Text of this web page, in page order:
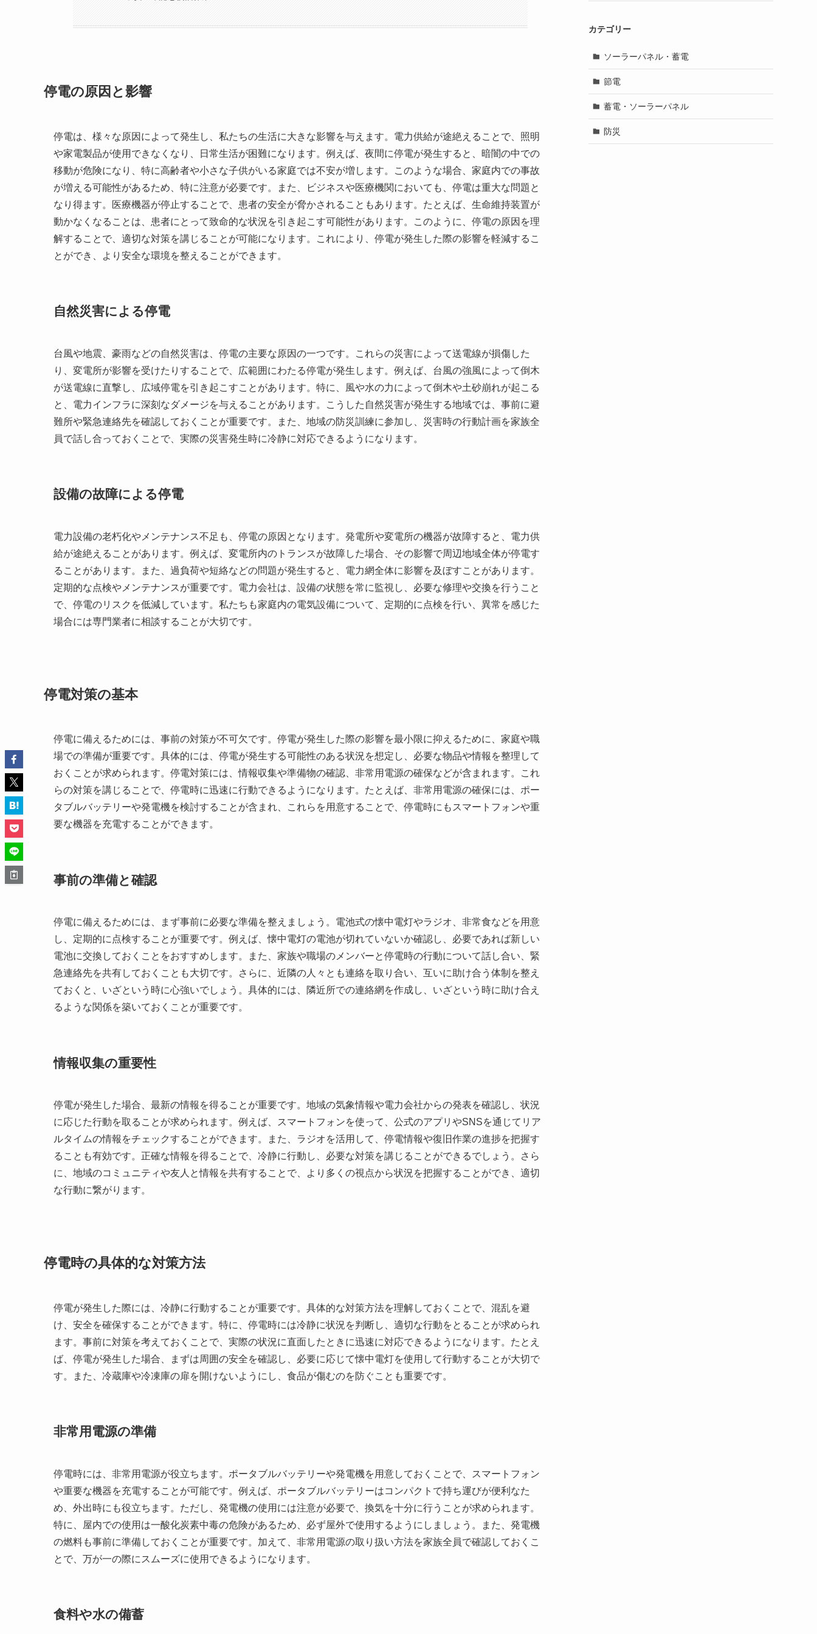
停電の原因と影響
停電は、様々な原因によって発生し、私たちの生活に大きな影響を与えます。電力供給が途絶えることで、照明
や家電製品が使用できなくなり、日常生活が困難になります。例えば、夜間に停電が発生すると、暗闇の中での
移動が危険になり、特に高齢者や小さな子供がいる家庭では不安が増します。このような場合、家庭内での事故
が増える可能性があるため、特に注意が必要です。また、ビジネスや医療機関においても、停電は重大な問題と
なり得ます。医療機器が停止することで、患者の安全が脅かされることもあります。たとえば、生命維持装置が
動かなくなることは、患者にとって致命的な状況を引き起こす可能性があります。このように、停電の原因を理
解することで、適切な対策を講じることが可能になります。これにより、停電が発生した際の影響を軽減するこ
とができ、より安全な環境を整えることができます。
自然災害による停電
台風や地震、豪雨などの自然災害は、停電の主要な原因の一つです。これらの災害によって送電線が損傷した
り、変電所が影響を受けたりすることで、広範囲にわたる停電が発生します。例えば、台風の強風によって倒木
が送電線に直撃し、広域停電を引き起こすことがあります。特に、風や水の力によって倒木や土砂崩れが起こる
と、電力インフラに深刻なダメージを与えることがあります。こうした自然災害が発生する地域では、事前に避
難所や緊急連絡先を確認しておくことが重要です。また、地域の防災訓練に参加し、災害時の行動計画を家族全
員で話し合っておくことで、実際の災害発生時に冷静に対応できるようになります。
設備の故障による停電
電力設備の老朽化やメンテナンス不足も、停電の原因となります。発電所や変電所の機器が故障すると、電力供
給が途絶えることがあります。例えば、変電所内のトランスが故障した場合、その影響で周辺地域全体が停電す
ることがあります。また、過負荷や短絡などの問題が発生すると、電力網全体に影響を及ぼすことがあります。
定期的な点検やメンテナンスが重要です。電力会社は、設備の状態を常に監視し、必要な修理や交換を行うこと
で、停電のリスクを低減しています。私たちも家庭内の電気設備について、定期的に点検を行い、異常を感じた
場合には専門業者に相談することが大切です。
停電対策の基本
停電に備えるためには、事前の対策が不可欠です。停電が発生した際の影響を最小限に抑えるために、家庭や職
場での準備が重要です。具体的には、停電が発生する可能性のある状況を想定し、必要な物品や情報を整理して
おくことが求められます。停電対策には、情報収集や準備物の確認、非常用電源の確保などが含まれます。これ
らの対策を講じることで、停電時に迅速に行動できるようになります。たとえば、非常用電源の確保には、ポー
タブルバッテリーや発電機を検討することが含まれ、これらを用意することで、停電時にもスマートフォンや重
要な機器を充電することができます。
事前の準備と確認
停電に備えるためには、まず事前に必要な準備を整えましょう。電池式の懐中電灯やラジオ、非常食などを用意
し、定期的に点検することが重要です。例えば、懐中電灯の電池が切れていないか確認し、必要であれば新しい
電池に交換しておくことをおすすめします。また、家族や職場のメンバーと停電時の行動について話し合い、緊
急連絡先を共有しておくことも大切です。さらに、近隣の人々とも連絡を取り合い、互いに助け合う体制を整え
ておくと、いざという時に心強いでしょう。具体的には、隣近所での連絡網を作成し、いざという時に助け合え
るような関係を築いておくことが重要です。
情報収集の重要性
停電が発生した場合、最新の情報を得ることが重要です。地域の気象情報や電力会社からの発表を確認し、状況
に応じた行動を取ることが求められます。例えば、スマートフォンを使って、公式のアプリやSNSを通じてリア
ルタイムの情報をチェックすることができます。また、ラジオを活用して、停電情報や復旧作業の進捗を把握す
ることも有効です。正確な情報を得ることで、冷静に行動し、必要な対策を講じることができるでしょう。さら
に、地域のコミュニティや友人と情報を共有することで、より多くの視点から状況を把握することができ、適切
な行動に繋がります。
停電時の具体的な対策方法
停電が発生した際には、冷静に行動することが重要です。具体的な対策方法を理解しておくことで、混乱を避
け、安全を確保することができます。特に、停電時には冷静に状況を判断し、適切な行動をとることが求められ
ます。事前に対策を考えておくことで、実際の状況に直面したときに迅速に対応できるようになります。たとえ
ば、停電が発生した場合、まずは周囲の安全を確認し、必要に応じて懐中電灯を使用して行動することが大切で
す。また、冷蔵庫や冷凍庫の扉を開けないようにし、食品が傷むのを防ぐことも重要です。
非常用電源の準備
停電時には、非常用電源が役立ちます。ポータブルバッテリーや発電機を用意しておくことで、スマートフォン
や重要な機器を充電することが可能です。例えば、ポータブルバッテリーはコンパクトで持ち運びが便利なた
め、外出時にも役立ちます。ただし、発電機の使用には注意が必要で、換気を十分に行うことが求められます。
特に、屋内での使用は一酸化炭素中毒の危険があるため、必ず屋外で使用するようにしましょう。また、発電機
の燃料も事前に準備しておくことが重要です。加えて、非常用電源の取り扱い方法を家族全員で確認しておくこ
とで、万が一の際にスムーズに使用できるようになります。
食料や水の備蓄
カテゴリー
ソーラーパネル・蓄電
節電
蓄電・ソーラーパネル
防災